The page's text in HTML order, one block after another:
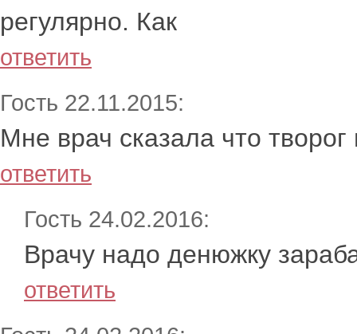
регулярно. Как
ответить
Гость 22.11.2015:
Мне врач сказала что
ответить
Гость 24.02.2016:
Врачу надо денюжку
ответить